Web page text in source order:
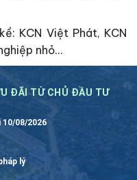
KCN Việt Phát, KCN
nhỏ…
ĐÃI TỪ CHỦ ĐẦU TƯ
10/08/2026
lý